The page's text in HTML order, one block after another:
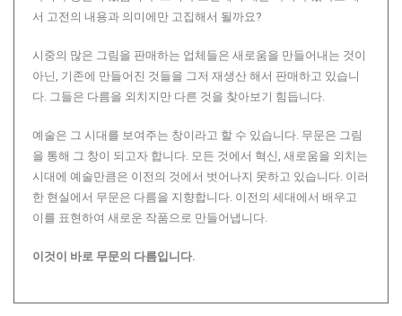
서 고전의 내용과 의미에만 고집해서 될까요?
시중의 많은 그림을 판매하는 업체들은 새로움을 만들어내는 것이
아닌, 기존에 만들어진 것들을 그저 재생산 해서 판매하고 있습니
다. 그들은 다름을 외치지만 다른 것을 찾아보기 힘듭니다.
예술은 그 시대를 보여주는 창이라고 할 수 있습니다. 무문은 그림
을 통해 그 창이 되고자 합니다. 모든 것에서 혁신, 새로움을 외치는
시대에 예술만큼은 이전의 것에서 벗어나지 못하고 있습니다. 이러
한 현실에서 무문은 다름을 지향합니다. 이전의 세대에서 배우고
이를 표현하여 새로운 작품으로 만들어냅니다.
이것이 바로 무문의 다름입니다.